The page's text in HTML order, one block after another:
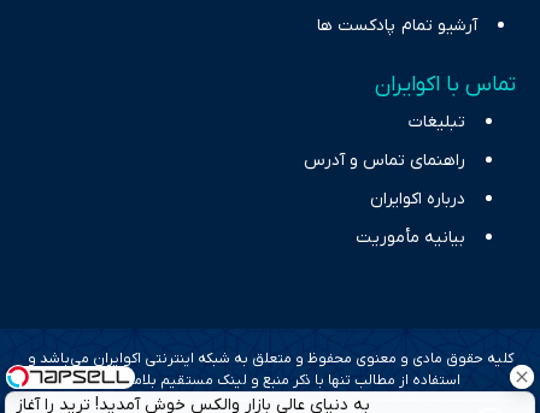
به دنیای عالی بازار والکس خوش آمدید! ترید را آغاز
آرشیو تمام پادکست ها
تماس با اکوایران
تبلیغات
راهنمای تماس و آدرس
درباره اکوایران
بیانیه مأموریت
کلیه حقوق مادی و معنوی محفوظ و متعلق به شبکه اینترنتی اکوایران می‌باشد و
استفاده از مطالب تنها با ذکر منبع و لینک مستقیم بلامانع است.